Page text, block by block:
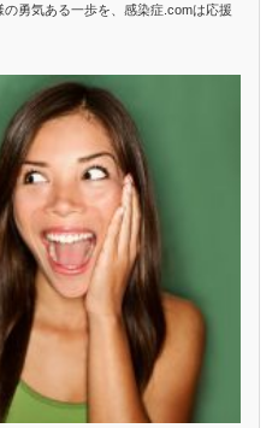
勇気ある一歩を、感染症.comは応援